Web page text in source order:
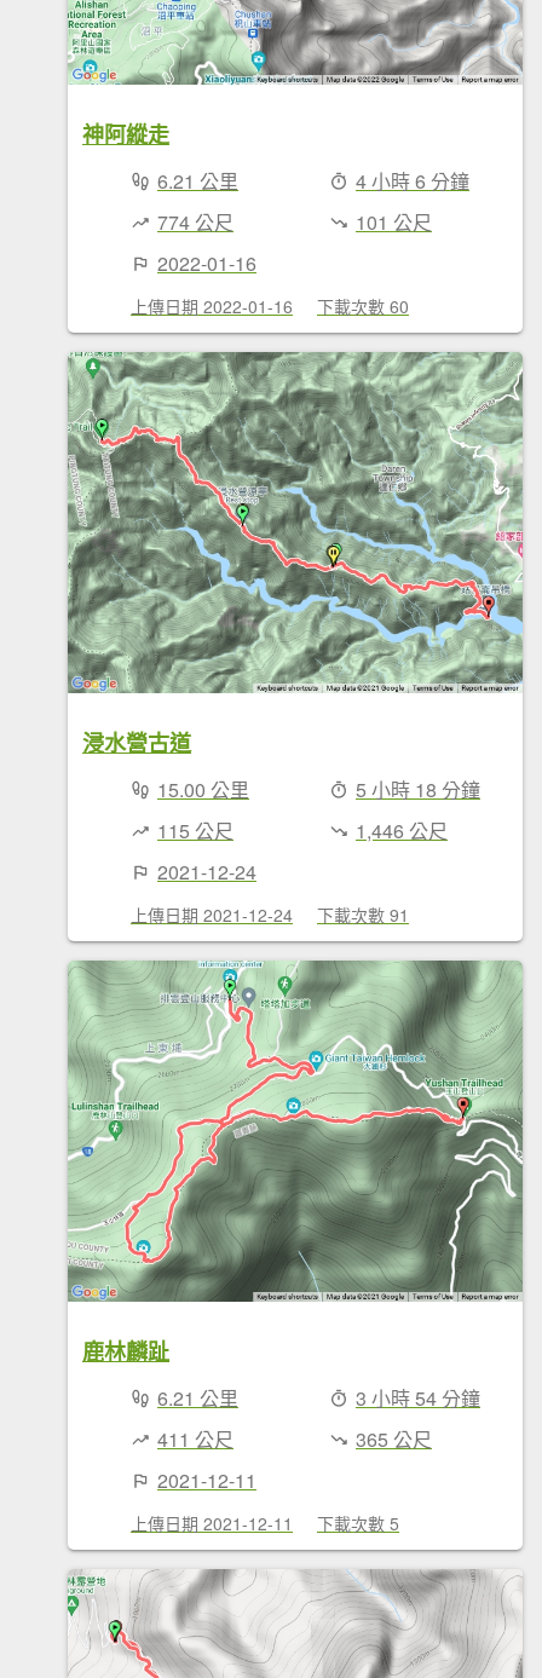
神阿縱走
6.21 公里
4 小時 6 分鐘
774 公尺
101 公尺
2022-01-16
上傳日期 2022-01-16 下載次數 60
浸水營古道
15.00 公里
5 小時 18 分鐘
115 公尺
1,446 公尺
2021-12-24
上傳日期 2021-12-24 下載次數 91
鹿林麟趾
6.21 公里
3 小時 54 分鐘
411 公尺
365 公尺
2021-12-11
上傳日期 2021-12-11 下載次數 5